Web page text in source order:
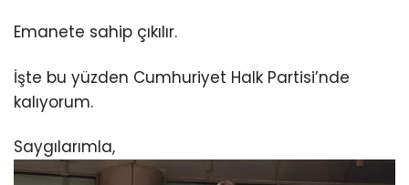
Emanete sahip çıkılır.
İşte bu yüzden Cumhuriyet Halk Partisi’nde
kalıyorum.
Saygılarımla,